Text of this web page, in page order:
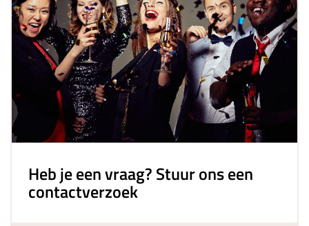
Heb je een vraag? Stuur ons een
contactverzoek